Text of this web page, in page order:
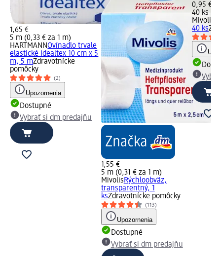
1,65 €
5 m (0,33 € za 1 m)
HARTMANNOvínadlo trvale
elastické Idealtex 10 cm x 5
m, 5 mZdravotnícke
pomôcky
(2)
Upozornenia
Dostupné
Vybrať si dm predajňu
1,55 €
5 m (0,31 € za 1 m)
MivolisRýchloobväz,
transparentný, 1
ksZdravotnícke pomôcky
(113)
Upozornenia
Dostupné
Vybrať si dm predajňu
0,95 €
40 ks
Mivolis
40 ks